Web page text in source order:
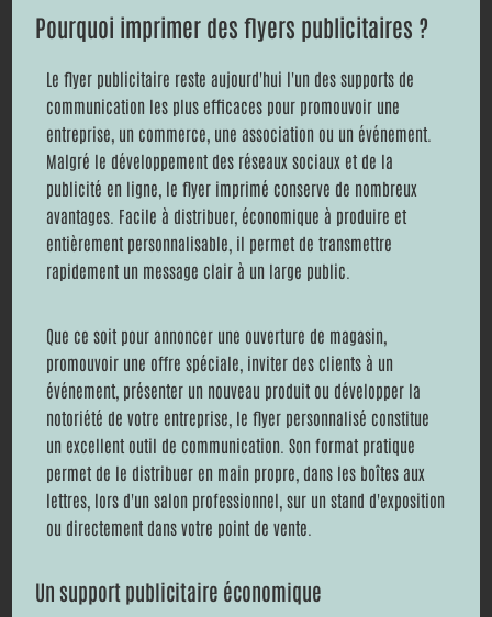
Pourquoi imprimer des flyers publicitaires ?
Le flyer publicitaire reste aujourd'hui l'un des supports de
communication les plus efficaces pour promouvoir une
entreprise, un commerce, une association ou un événement.
Malgré le développement des réseaux sociaux et de la
publicité en ligne, le flyer imprimé conserve de nombreux
avantages. Facile à distribuer, économique à produire et
entièrement personnalisable, il permet de transmettre
rapidement un message clair à un large public.
Que ce soit pour annoncer une ouverture de magasin,
promouvoir une offre spéciale, inviter des clients à un
événement, présenter un nouveau produit ou développer la
notoriété de votre entreprise, le flyer personnalisé constitue
un excellent outil de communication. Son format pratique
permet de le distribuer en main propre, dans les boîtes aux
lettres, lors d'un salon professionnel, sur un stand d'exposition
ou directement dans votre point de vente.
Un support publicitaire économique